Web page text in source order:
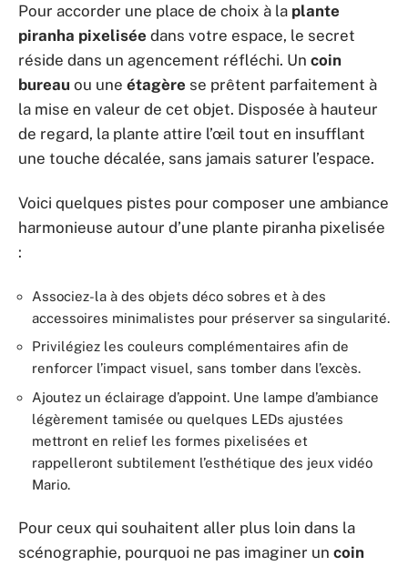
Pour accorder une place de choix à la plante
piranha pixelisée dans votre espace, le secret
réside dans un agencement réfléchi. Un coin
bureau ou une étagère se prêtent parfaitement à
la mise en valeur de cet objet. Disposée à hauteur
de regard, la plante attire l’œil tout en insufflant
une touche décalée, sans jamais saturer l’espace.
Voici quelques pistes pour composer une ambiance
harmonieuse autour d’une plante piranha pixelisée
:
Associez-la à des objets déco sobres et à des
accessoires minimalistes pour préserver sa singularité.
Privilégiez les couleurs complémentaires afin de
renforcer l’impact visuel, sans tomber dans l’excès.
Ajoutez un éclairage d’appoint. Une lampe d’ambiance
légèrement tamisée ou quelques LEDs ajustées
mettront en relief les formes pixelisées et
rappelleront subtilement l’esthétique des jeux vidéo
Mario.
Pour ceux qui souhaitent aller plus loin dans la
scénographie, pourquoi ne pas imaginer un coin